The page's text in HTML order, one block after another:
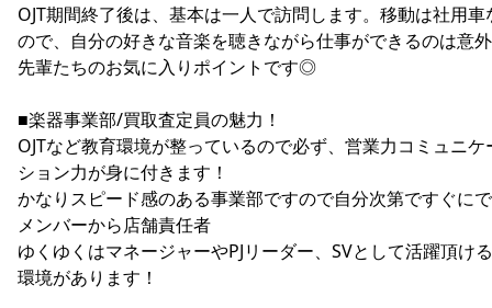
OJT期間終了後は、基本は一人で訪問します。移動は社用車
ので、自分の好きな音楽を聴きながら仕事ができるのは意
先輩たちのお気に入りポイントです◎
■楽器事業部/買取査定員の魅力！
OJTなど教育環境が整っているので必ず、営業力コミュニケ
ション力が身に付きます！
かなりスピード感のある事業部ですので自分次第ですぐに
メンバーから店舗責任者
ゆくゆくはマネージャーやPJリーダー、SVとして活躍頂ける
環境があります！